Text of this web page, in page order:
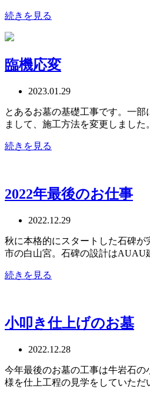
続きを見る
臨機応変
2023.01.29
とあるお墓の基礎工事です。一部
まして、施工方法を変更しました
続きを見る
2022年最後のお仕事
2022.12.29
秋に本格的にスタートした石碑が
市の白山宮。石碑の設計はAUAU
続きを見る
小叩き仕上げのお墓
2022.12.28
今年最後のお墓の工事は牛岩石の
様を仕上工程の見学をしていただ